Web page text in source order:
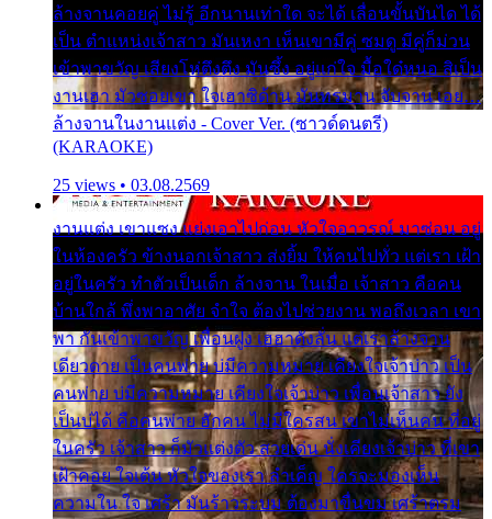
ล้างจานคอยคู่ ไม่รู้ อีกนานเท่าใด จะได้ เลื่อนขั้นบันได ได้
เป็น ตำแหน่งเจ้าสาว มันเหงา เห็นเขามีคู่ ซมดู มีคู่ก็ม่วน
เข้าพาขวัญ เสียงโห่ตึงตึง มันซึ้ง อยู่แก่ใจ มื้อใด๋หนอ สิเป็น
งานเฮา มัวซอยเขา ใจเฮาซิด้าน มันทรมาน จับจาน เอย…
ล้างจานในงานแต่ง - Cover Ver. (ซาวด์ดนตรี)
(KARAOKE)
25 views • 03.08.2569
งานแต่ง เขาแซง แย่งเอาไปก่อน หัวใจอาวรณ์ มาซ่อน อยู่
ในห้องครัว ข้างนอกเจ้าสาว ส่งยิ้ม ให้คนไปทั่ว แต่เรา เฝ้า
อยู่ในครัว ทำตัวเป็นเด็ก ล้างจาน ในเมื่อ เจ้าสาว คือคน
บ้านใกล้ พึ่งพาอาศัย จำใจ ต้องไปช่วยงาน พอถึงเวลา เขา
พา กันเข้าพาขวัญ เพื่อนฝูง เฮฮาดังลั่น แต่เราล้างจาน
เดียวดาย เป็นคนพ่าย บ่มีความหมาย เคียงใจเจ้าบ่าว เป็น
คนพ่าย บ่มีความหมาย เคียงใจเจ้าบ่าว เพื่อนเจ้าสาว ยัง
เป็นบ่ได้ คือคนพ่าย ฮักคน ไม่มีใครสน เขาไม่เห็นคน ที่อยู่
ในครัว เจ้าสาว ก็มัวแต่งตัว สวยเด่น นั่งเคียงเจ้าบ่าว ที่เขา
เฝ้าคอย ใจเต้น หัวใจของเรา ลำเค็ญ ใครจะมองเห็น
ความใน ใจ เศร้า มันร้าวระบม ต้องมาขื่นขม เศร้าตรม